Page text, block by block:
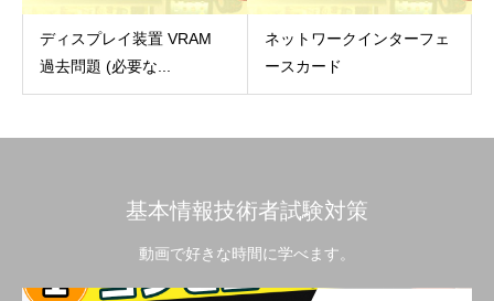
ディスプレイ装置 VRAM
過去問題 (必要な...
ネットワークインターフェ
ースカード
基本情報技術者試験対策
動画で好きな時間に学べます。